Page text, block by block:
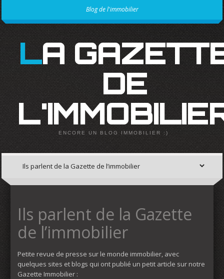
Blog de l'immobilier
LA GAZETTE
DE
ENCORE UN BLOG IMMOBILIER :)
Ils parlent de la Gazette
de l’immobilier
Petite revue de presse sur le monde immobilier, avec
quelques sites et blogs qui ont publié un petit article sur notre
Gazette Immobilier :